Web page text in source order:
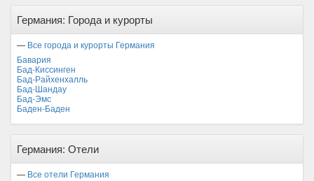
Германия: Города и курорты
— Все города и курорты Германия
Бавария
Бад-Киссинген
Бад-Райхенхалль
Бад-Шандау
Бад-Эмс
Баден-Баден
Германия: Отели
— Все отели Германия